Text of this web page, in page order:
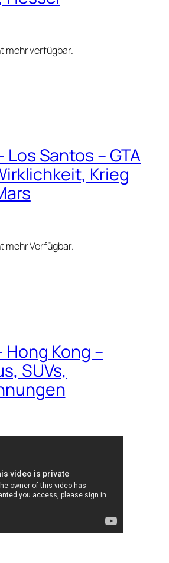
mehr verfügbar.
Los Santos – GTA
Krieg
mehr Verfügbar.
Hong Kong –
SUVs,